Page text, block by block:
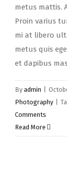
metus mattis.
Proin varius
mi at libero
metus quis
et dapibus
By admin
Photography
Comments
Read More